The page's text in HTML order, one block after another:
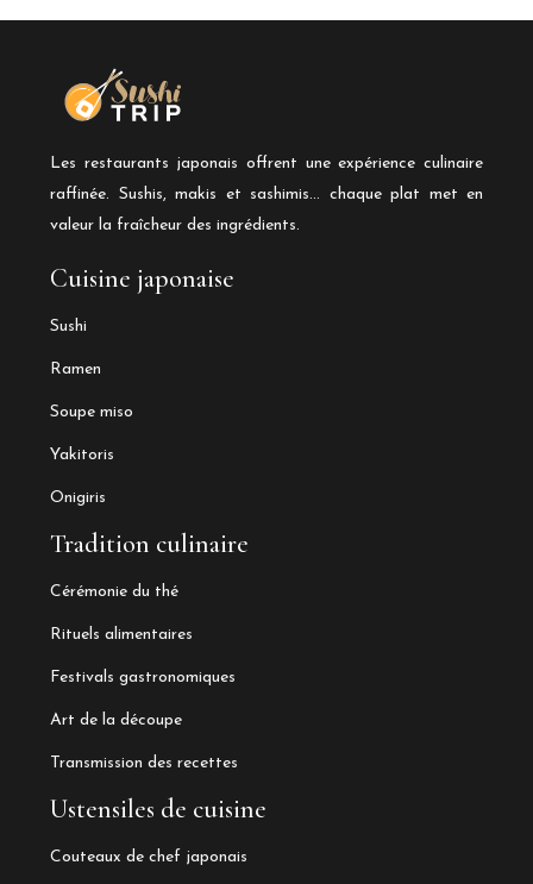
Les restaurants japonais offrent une expérience culinaire
raffinée. Sushis, makis et sashimis… chaque plat met en
valeur la fraîcheur des ingrédients.
Cuisine japonaise
Sushi
Ramen
Soupe miso
Yakitoris
Onigiris
Tradition culinaire
Cérémonie du thé
Rituels alimentaires
Festivals gastronomiques
Art de la découpe
Transmission des recettes
Ustensiles de cuisine
Couteaux de chef japonais